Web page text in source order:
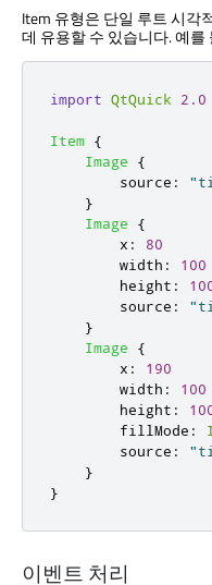
Item 유형은 단일 루트 시각
데 유용할 수 있습니다. 예를
import QtQuick 2.0
Item {
Image
{
source :
}
Image
{
x :
80
width :
100
height :
source :
}
Image
{
x :
190
width :
100
height :
fillMode :
source :
}
}
이벤트 처리